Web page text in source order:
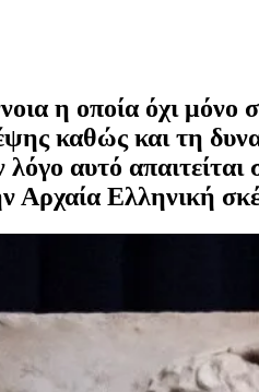
η οποία όχι μόνο
καθώς και τη
λόγο αυτό
Αρχαία Ελληνική